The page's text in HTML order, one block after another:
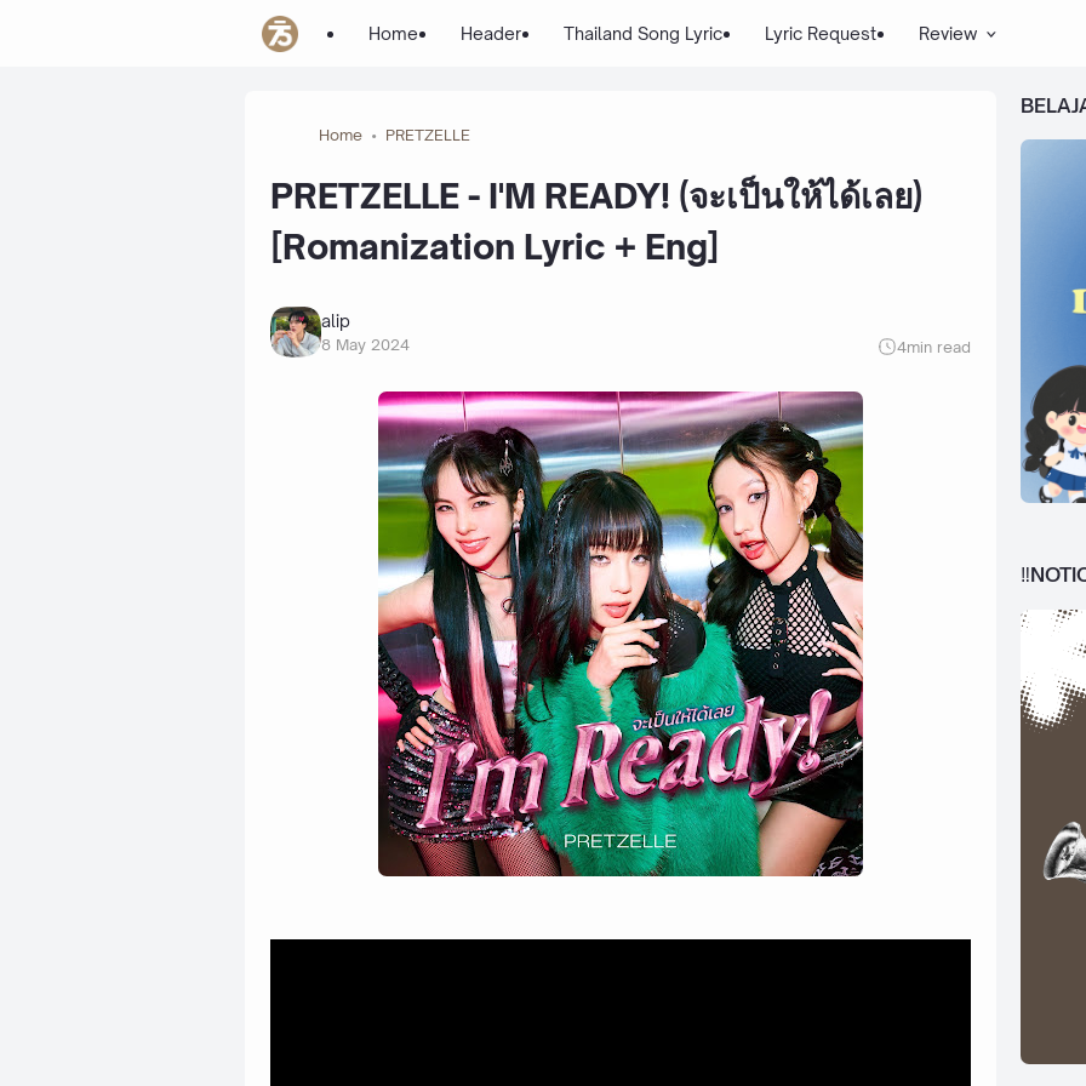
Home Header Thailand Song Lyric Lyric Request Review
Home PRETZELLE
PRETZELLE - I'M READY! (จะเป็นให้ได้เลย)
[Romanization Lyric + Eng]
alip
8 May 2024 4min read